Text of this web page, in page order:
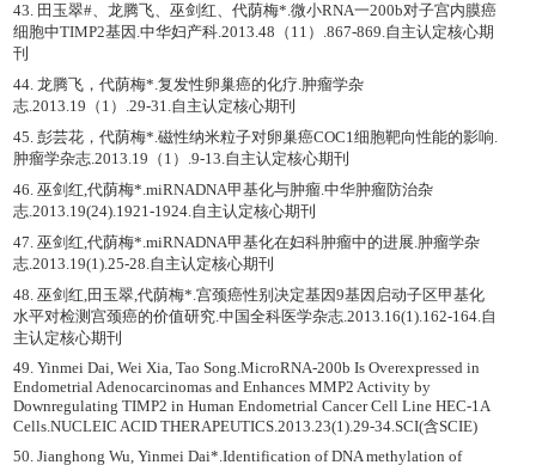
43. 田玉翠#、龙腾飞、巫剑红、代荫梅*.微小RNA一200b对子宫内膜癌
细胞中TIMP2基因.中华妇产科.2013.48（11）.867-869.自主认定核心期
刊
44. 龙腾飞，代荫梅*.复发性卵巢癌的化疗.肿瘤学杂
志.2013.19（1）.29-31.自主认定核心期刊
45. 彭芸花，代荫梅*.磁性纳米粒子对卵巢癌COC1细胞靶向性能的影响.
肿瘤学杂志.2013.19（1）.9-13.自主认定核心期刊
46. 巫剑红,代荫梅*.miRNADNA甲基化与肿瘤.中华肿瘤防治杂
志.2013.19(24).1921-1924.自主认定核心期刊
47. 巫剑红,代荫梅*.miRNADNA甲基化在妇科肿瘤中的进展.肿瘤学杂
志.2013.19(1).25-28.自主认定核心期刊
48. 巫剑红,田玉翠,代荫梅*.宫颈癌性别决定基因9基因启动子区甲基化
水平对检测宫颈癌的价值研究.中国全科医学杂志.2013.16(1).162-164.自
主认定核心期刊
49. Yinmei Dai, Wei Xia, Tao Song.MicroRNA-200b Is Overexpressed in
Endometrial Adenocarcinomas and Enhances MMP2 Activity by
Downregulating TIMP2 in Human Endometrial Cancer Cell Line HEC-1A
Cells.NUCLEIC ACID THERAPEUTICS.2013.23(1).29-34.SCI(含SCIE)
50. Jianghong Wu, Yinmei Dai*.Identification of DNA methylation of